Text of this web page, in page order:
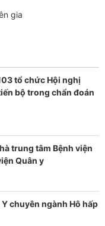
gia
tổ chức Hội nghị
bộ trong chẩn đoán
trung tâm Bệnh viện
Quân y
chuyên ngành Hô hấp